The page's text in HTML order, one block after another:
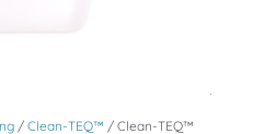
/ Clean-TEQ™ / Clean-TEQ™